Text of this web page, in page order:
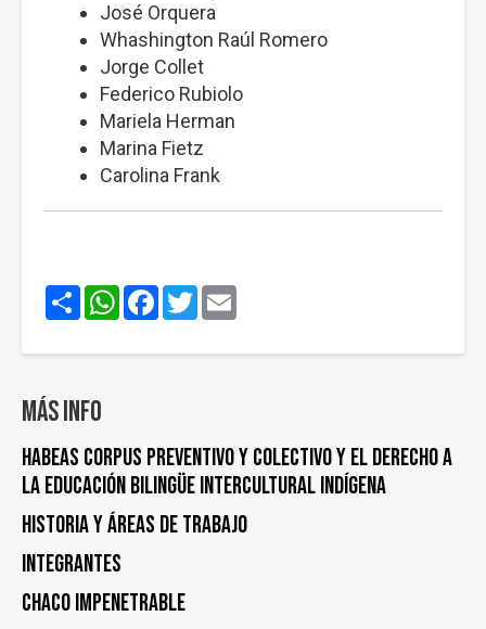
José Orquera
Whashington Raúl Romero
Jorge Collet
Federico Rubiolo
Mariela Herman
Marina Fietz
Carolina Frank
ShareWhatsApp
Facebook
Twitter
Más info
HABEAS CORPUS PREVENTIVO Y COLECTIVO y EL DERECHO A
LA EDUCACIÓN BILINGÜE INTERCULTURAL INDÍGENA
Historia y áreas de trabajo
Integrantes
Chaco Impenetrable